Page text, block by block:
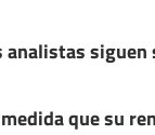
que su